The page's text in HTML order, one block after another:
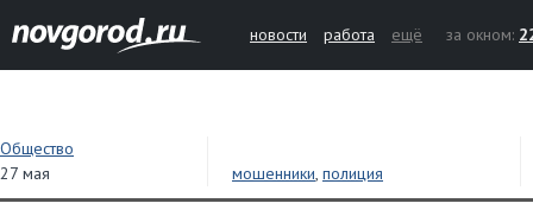
новости работа ещё за окном:
Общество
27 мая
мошенники, полиция